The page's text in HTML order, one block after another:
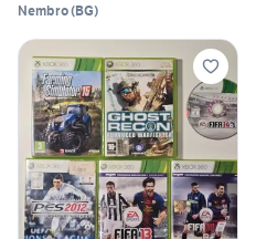
Nembro(BG)